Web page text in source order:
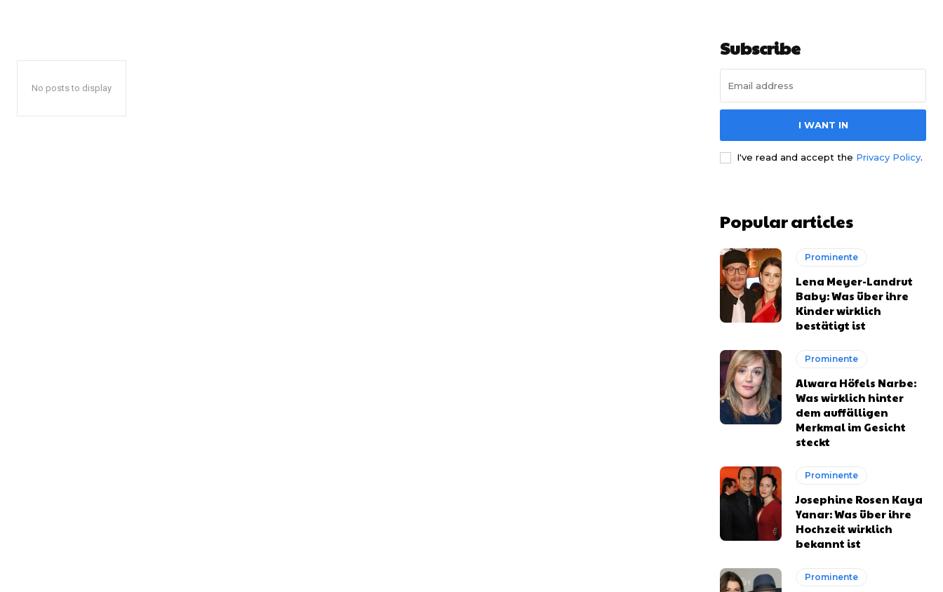
No posts to display
Subscribe
I WANT IN
I've read and accept the Privacy Policy.
Popular articles
Prominente
Lena Meyer-Landrut
Baby: Was über ihre
Kinder wirklich
bestätigt ist
Prominente
Alwara Höfels Narbe:
Was wirklich hinter
dem auffälligen
Merkmal im Gesicht
steckt
Prominente
Josephine Rosen Kaya
Yanar: Was über ihre
Hochzeit wirklich
bekannt ist
Prominente